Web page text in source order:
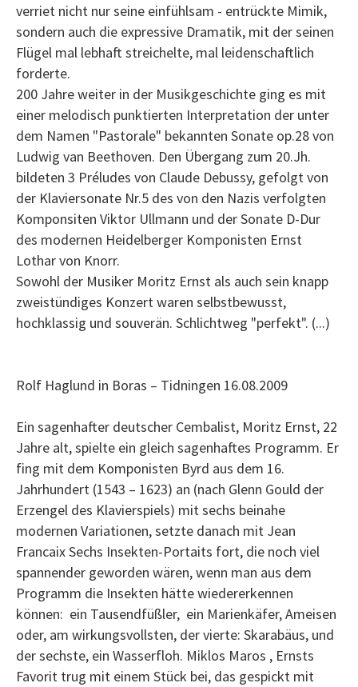
verriet nicht nur seine einfühlsam - entrückte Mimik,
sondern auch die expressive Dramatik, mit der seinen
Flügel mal lebhaft streichelte, mal leidenschaftlich
forderte.
200 Jahre weiter in der Musikgeschichte ging es mit
einer melodisch punktierten Interpretation der unter
dem Namen "Pastorale" bekannten Sonate op.28 von
Ludwig van Beethoven. Den Übergang zum 20.Jh.
bildeten 3 Préludes von Claude Debussy, gefolgt von
der Klaviersonate Nr.5 des von den Nazis verfolgten
Komponsiten Viktor Ullmann und der Sonate D-Dur
des modernen Heidelberger Komponisten Ernst
Lothar von Knorr.
Sowohl der Musiker Moritz Ernst als auch sein knapp
zweistündiges Konzert waren selbstbewusst,
hochklassig und souverän. Schlichtweg "perfekt". (...)
Rolf Haglund in Boras – Tidningen 16.08.2009
Ein sagenhafter deutscher Cembalist, Moritz Ernst, 22
Jahre alt, spielte ein gleich sagenhaftes Programm. Er
fing mit dem Komponisten Byrd aus dem 16.
Jahrhundert (1543 – 1623) an (nach Glenn Gould der
Erzengel des Klavierspiels) mit sechs beinahe
modernen Variationen, setzte danach mit Jean
Francaix Sechs Insekten-Portaits fort, die noch viel
spannender geworden wären, wenn man aus dem
Programm die Insekten hätte wiedererkennen
können: ein Tausendfüßler, ein Marienkäfer, Ameisen
oder, am wirkungsvollsten, der vierte: Skarabäus, und
der sechste, ein Wasserfloh. Miklos Maros , Ernsts
Favorit trug mit einem Stück bei, das gespickt mit